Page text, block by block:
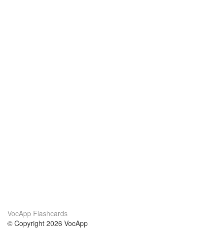
VocApp Flashcards
© Copyright 2026 VocApp